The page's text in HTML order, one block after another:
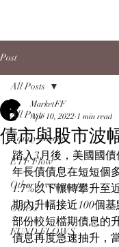
Post
All Posts
Equity Market
ETF Flow
Other Investments
Others
FUND FLOWS
All Posts
債市與股市波
MarketFF
Apr 10, 2022 1 min read
踏入3月後，美國國
年長債債息在短短個
1.7%以下輾轉攀升至
期內升幅接近100個基
部份較短檔期債息的
債息再度急速抽升，